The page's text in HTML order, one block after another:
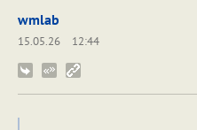
wmlab
15.05.26
12:44